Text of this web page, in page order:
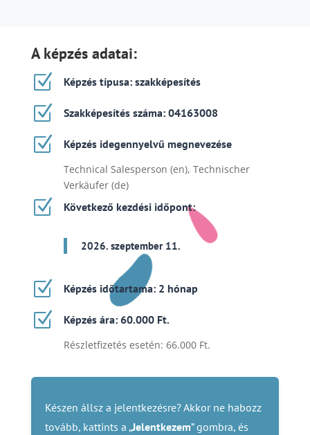
A képzés adatai:
Z Képzés típusa: szakképesítés
Z Szakképesítés száma: 04163008
Z Képzés idegennyelvű megnevezése
Technical Salesperson (en), Technischer
Verkäufer (de)
Z Következő kezdési időpont:
2026. szeptember 11.
Z Képzés időtartama: 2 hónap
Z Képzés ára: 60.000 Ft.
Részletfizetés esetén: 66.000 Ft.
Készen állsz a jelentkezésre? Akkor ne habozz
tovább, kattints a „Jelentkezem” gombra, és